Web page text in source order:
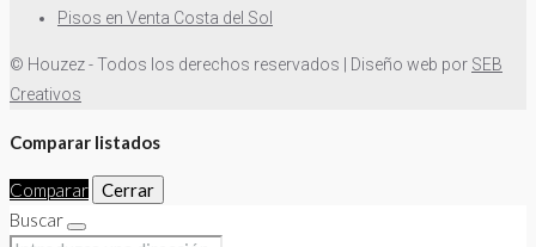
Pisos en Venta Costa del Sol
© Houzez - Todos los derechos reservados | Diseño web por SEB
Creativos
Comparar listados
Comparar
Cerrar
Buscar